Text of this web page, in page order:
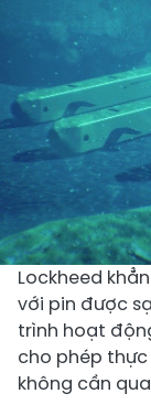
Lockheed
với pin được
trình hoạt
cho phép
không cần